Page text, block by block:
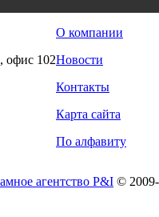
офис 102
О компании
Новости
Контакты
Карта сайта
По алфавиту
агентство P&I ©